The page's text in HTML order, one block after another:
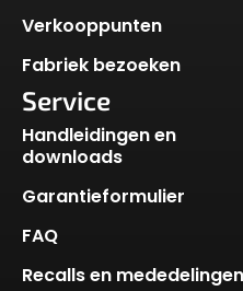
Verkooppunten
Fabriek bezoeken
Service
Handleidingen en
downloads
Garantieformulier
FAQ
Recalls en mededelingen